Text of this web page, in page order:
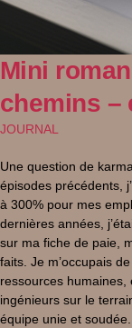
Mini
chemins –
JOURNAL
Une question de
épisodes précédents,
à 300% pour mes
dernières années,
sur ma fiche de paie,
faits. Je m’occupais
ressources humaines,
ingénieurs sur le
équipe unie et